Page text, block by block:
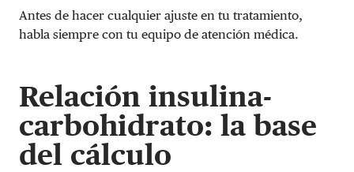
Antes de hacer cualquier ajuste en tu tratamiento,
habla siempre con tu equipo de atención médica.
Relación insulina-
carbohidrato: la base
del cálculo